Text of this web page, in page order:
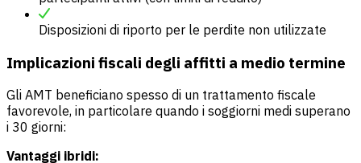
Disposizioni di riporto per le perdite non utilizzate
Implicazioni fiscali degli affitti a medio termine
Gli AMT beneficiano spesso di un trattamento fiscale
favorevole, in particolare quando i soggiorni medi superano
i 30 giorni:
Vantaggi ibridi: